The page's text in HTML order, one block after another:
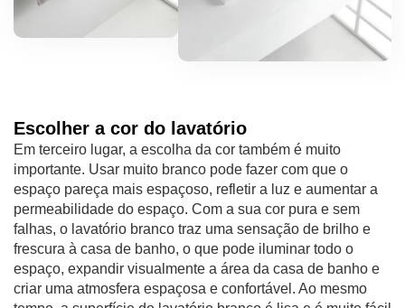
Escolher a cor do lavatório
Em terceiro lugar, a escolha da cor também é muito
importante. Usar muito branco pode fazer com que o
espaço pareça mais espaçoso, refletir a luz e aumentar a
permeabilidade do espaço. Com a sua cor pura e sem
falhas, o lavatório branco traz uma sensação de brilho e
frescura à casa de banho, o que pode iluminar todo o
espaço, expandir visualmente a área da casa de banho e
criar uma atmosfera espaçosa e confortável. Ao mesmo